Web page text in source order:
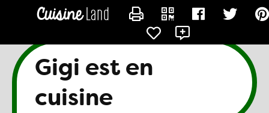
Gigi est en
cuisine
CONTACTER GIGI61